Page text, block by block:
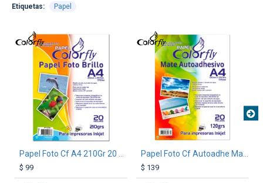
Etiquetas: Papel
TEXTTRANSPARENTE
$ 99 $ 139